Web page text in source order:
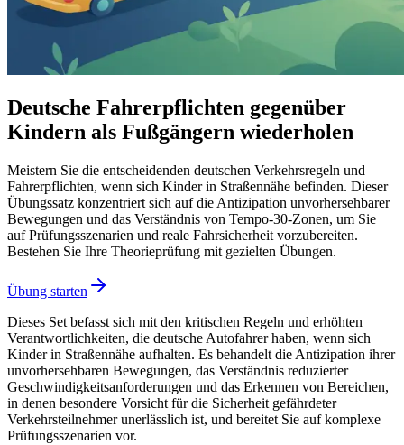
Deutsche Fahrerpflichten gegenüber
Kindern als Fußgängern wiederholen
Meistern Sie die entscheidenden deutschen Verkehrsregeln und
Fahrerpflichten, wenn sich Kinder in Straßennähe befinden. Dieser
Übungssatz konzentriert sich auf die Antizipation unvorhersehbarer
Bewegungen und das Verständnis von Tempo-30-Zonen, um Sie
auf Prüfungsszenarien und reale Fahrsicherheit vorzubereiten.
Bestehen Sie Ihre Theorieprüfung mit gezielten Übungen.
Übung starten
Dieses Set befasst sich mit den kritischen Regeln und erhöhten
Verantwortlichkeiten, die deutsche Autofahrer haben, wenn sich
Kinder in Straßennähe aufhalten. Es behandelt die Antizipation ihrer
unvorhersehbaren Bewegungen, das Verständnis reduzierter
Geschwindigkeitsanforderungen und das Erkennen von Bereichen,
in denen besondere Vorsicht für die Sicherheit gefährdeter
Verkehrsteilnehmer unerlässlich ist, und bereitet Sie auf komplexe
Prüfungsszenarien vor.